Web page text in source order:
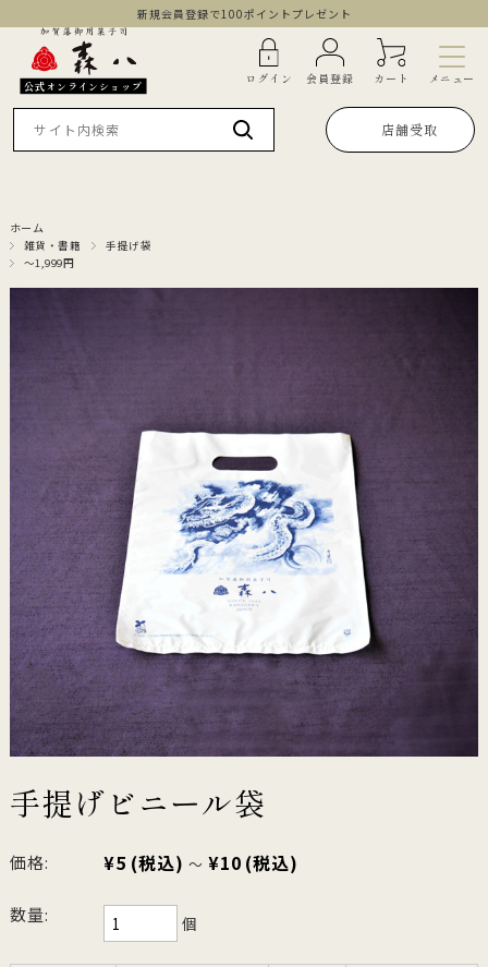
新規会員登録で100ポイントプレゼント
公式オンラインショップ ログイン 会員登録 カート メニュー
店舗受取
ホーム
雑貨・書籍
手提げ袋
～1,999円
手提げビニール袋
価格: ¥5 (税込) ～ ¥10 (税込)
数量: 個